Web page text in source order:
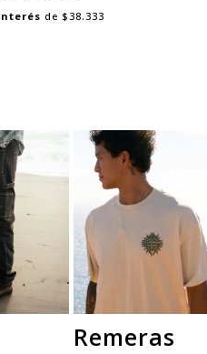
de $38.333
Remeras